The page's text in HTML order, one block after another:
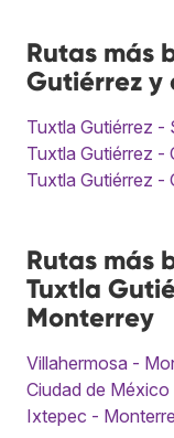
Rutas más
Gutiérrez y
Tuxtla Gutiérrez -
Tuxtla Gutiérrez -
Tuxtla Gutiérrez -
Rutas más
Tuxtla
Monterrey
Villahermosa -
Ciudad de
Ixtepec -